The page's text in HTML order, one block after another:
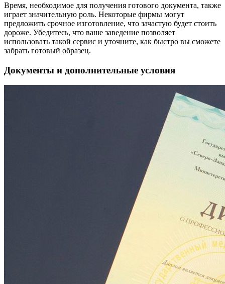
Время, необходимое для получения готового документа, также
играет значительную роль. Некоторые фирмы могут
предложить срочное изготовление, что зачастую будет стоить
дороже. Убедитесь, что ваше заведение позволяет
использовать такой сервис и уточните, как быстро вы сможете
забрать готовый образец.
Документы и дополнительные условия